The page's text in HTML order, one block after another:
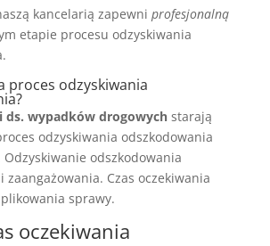
kancelarią zapewni profesjonalną
etapie procesu odzyskiwania
proces odzyskiwania
ds. wypadków drogowychstarają
odzyskiwania odszkodowania
odszkodowania
zaangażowania. Czas oczekiwania
sprawy.
oczekiwania